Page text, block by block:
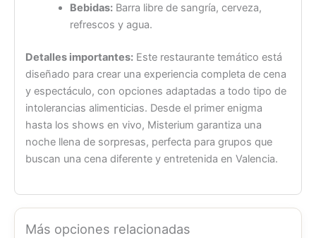
Bebidas: Barra libre de sangría, cerveza,
refrescos y agua.
Detalles importantes:Este restaurante temático está
diseñado para crear una experiencia completa de cena
y espectáculo, con opciones adaptadas a todo tipo de
intolerancias alimenticias. Desde el primer enigma
hasta los shows en vivo, Misterium garantiza una
noche llena de sorpresas, perfecta para grupos que
buscan una cena diferente y entretenida en Valencia.
Más opciones relacionadas